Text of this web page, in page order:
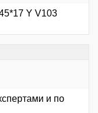
Y V103
и по